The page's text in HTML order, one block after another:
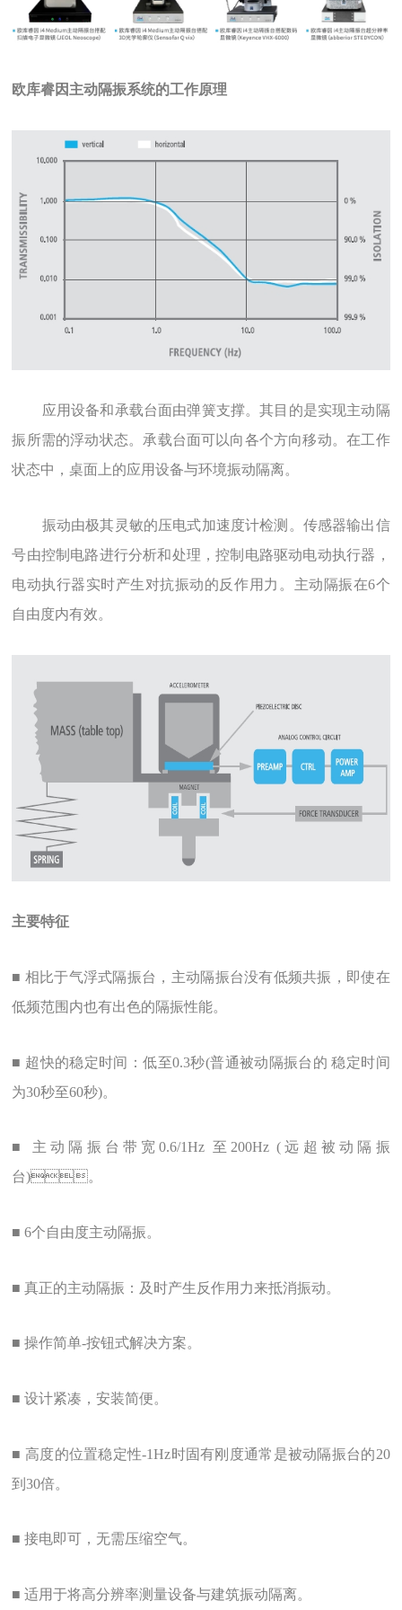
欧库睿因主动隔振系统的工作原理
应用设备和承载台面由弹簧支撑。其目的是实现主动隔
振所需的浮动状态。承载台面可以向各个方向移动。在工作
状态中，桌面上的应用设备与环境振动隔离。
振动由极其灵敏的压电式加速度计检测。传感器输出信
号由控制电路进行分析和处理，控制电路驱动电动执行器，
电动执行器实时产生对抗振动的反作用力。主动隔振在6个
自由度内有效。
主要特征
■ 相比于气浮式隔振台，主动隔振台没有低频共振，即使在
低频范围内也有出色的隔振性能。
■ 超快的稳定时间：低至0.3秒(普通被动隔振台的 稳定时间
为30秒至60秒)。
■ 主动隔振台带宽0.6/1Hz 至200Hz (远超被动隔振
台)。
■ 6个自由度主动隔振。
■ 真正的主动隔振：及时产生反作用力来抵消振动。
■ 操作简单-按钮式解决方案。
■ 设计紧凑，安装简便。
■ 高度的位置稳定性-1Hz时固有刚度通常是被动隔振台的20
到30倍。
■ 接电即可，无需压缩空气。
■ 适用于将高分辨率测量设备与建筑振动隔离。